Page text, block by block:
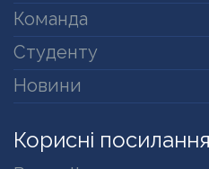
Команда
Студенту
Новини
Корисні посилання